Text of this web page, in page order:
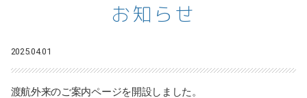
お知らせ
2025.04.01
渡航外来のご案内ページを開設しました。